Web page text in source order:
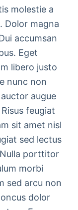
molestie a
Dolor magna
accumsan
Eget
libero justo
nunc non
augue
feugiat
sit amet nisl
sed lectus
porttitor
morbi
sed arcu non
dolor